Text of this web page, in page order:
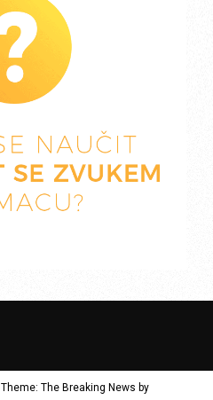
Theme: The Breaking News by